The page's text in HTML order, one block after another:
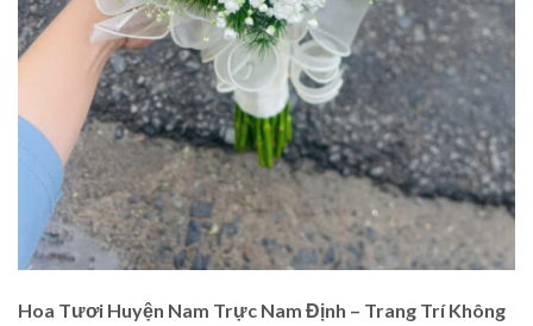
Hoa Tươi Huyện Nam Trực Nam Định – Trang Trí Không